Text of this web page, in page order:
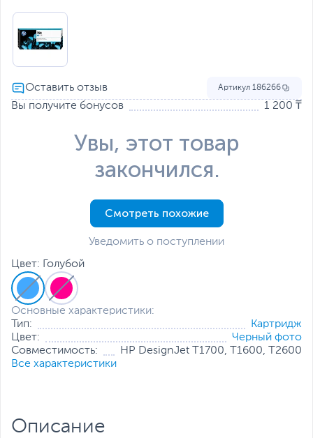
Цвет: Голубой
Основные характеристики:
Тип:
Картридж
Цвет:
Черный фото
Совместимость:
HP DesignJet T1700, T1600, T2600
Все характеристики
Артикул 186266
Вы получите бонусов 1 200 ₸
Увы, этот товар
закончился.
Смотреть похожие
Уведомить о поступлении
Описание